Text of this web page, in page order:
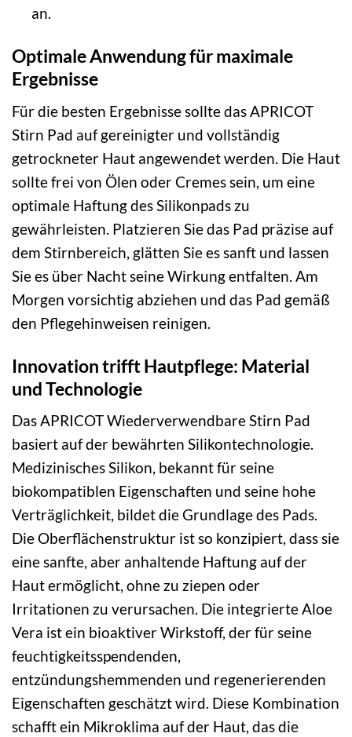
an.
Optimale Anwendung für maximale
Ergebnisse
Für die besten Ergebnisse sollte das APRICOT
Stirn Pad auf gereinigter und vollständig
getrockneter Haut angewendet werden. Die Haut
sollte frei von Ölen oder Cremes sein, um eine
optimale Haftung des Silikonpads zu
gewährleisten. Platzieren Sie das Pad präzise auf
dem Stirnbereich, glätten Sie es sanft und lassen
Sie es über Nacht seine Wirkung entfalten. Am
Morgen vorsichtig abziehen und das Pad gemäß
den Pflegehinweisen reinigen.
Innovation trifft Hautpflege: Material
und Technologie
Das APRICOT Wiederverwendbare Stirn Pad
basiert auf der bewährten Silikontechnologie.
Medizinisches Silikon, bekannt für seine
biokompatiblen Eigenschaften und seine hohe
Verträglichkeit, bildet die Grundlage des Pads.
Die Oberflächenstruktur ist so konzipiert, dass sie
eine sanfte, aber anhaltende Haftung auf der
Haut ermöglicht, ohne zu ziepen oder
Irritationen zu verursachen. Die integrierte Aloe
Vera ist ein bioaktiver Wirkstoff, der für seine
feuchtigkeitsspendenden,
entzündungshemmenden und regenerierenden
Eigenschaften geschätzt wird. Diese Kombination
schafft ein Mikroklima auf der Haut, das die